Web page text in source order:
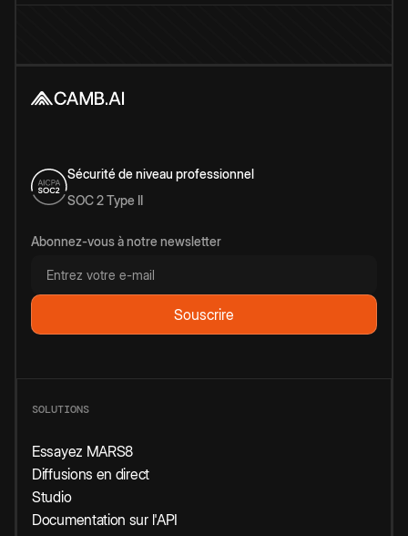
Sécurité de niveau professionnel
SOC 2 Type II
Abonnez-vous à notre newsletter
SOLUTIONS
Essayez MARS8
Diffusions en direct
Studio
Documentation sur l'API